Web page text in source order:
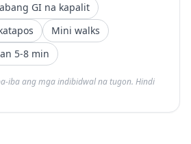
GI na kapalit
Mini walks
5-8 min
iba ang mga indibidwal na tugon. Hindi